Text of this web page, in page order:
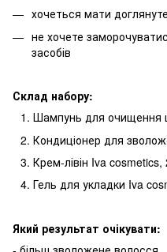
хочеться мати
не хочете
засобів
Склад набору:
Шампунь для очищення
Кондиціонер для
Крем-лівін Iva
Гель для укладки Iva
Який результат очікувати: